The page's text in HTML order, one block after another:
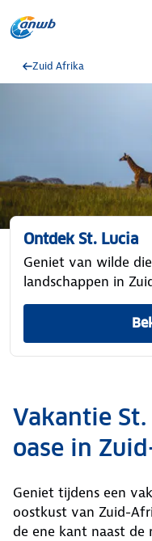
Zuid Afrika
Ontdek St. Lucia
Geniet van wilde
landschappen in
Vakantie
oase in
Geniet tijdens een
oostkust van Zuid-
de ene kant naast de